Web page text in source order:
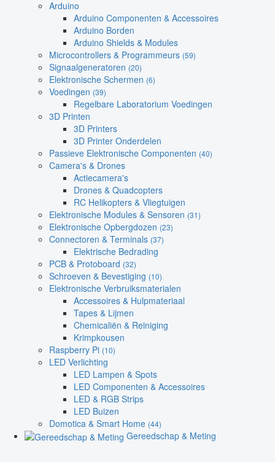
Arduino
Arduino Componenten & Accessoires
Arduino Borden
Arduino Shields & Modules
Microcontrollers & Programmeurs (59)
Signaalgeneratoren (20)
Elektronische Schermen (6)
Voedingen (39)
Regelbare Laboratorium Voedingen
3D Printen
3D Printers
3D Printer Onderdelen
Passieve Elektronische Componenten (40)
Camera's & Drones
Actiecamera's
Drones & Quadcopters
RC Helikopters & Vliegtuigen
Elektronische Modules & Sensoren (31)
Elektronische Opbergdozen (23)
Connectoren & Terminals (37)
Elektrische Bedrading
PCB & Protoboard (32)
Schroeven & Bevestiging (10)
Elektronische Verbruiksmaterialen
Accessoires & Hulpmateriaal
Tapes & Lijmen
Chemicaliën & Reiniging
Krimpkousen
Raspberry Pi (10)
LED Verlichting
LED Lampen & Spots
LED Componenten & Accessoires
LED & RGB Strips
LED Buizen
Domotica & Smart Home (44)
Gereedschap & Meting